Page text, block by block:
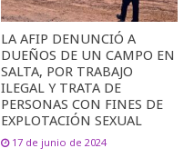
LA AFIP DENUNCIÓ A
DUEÑOS DE UN CAMPO EN
SALTA, POR TRABAJO
ILEGAL Y TRATA DE
PERSONAS CON FINES DE
EXPLOTACIÓN SEXUAL
17 de junio de 2024